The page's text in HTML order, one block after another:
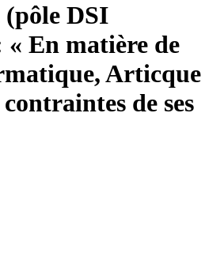
DSI
En matière de
Articque
de ses